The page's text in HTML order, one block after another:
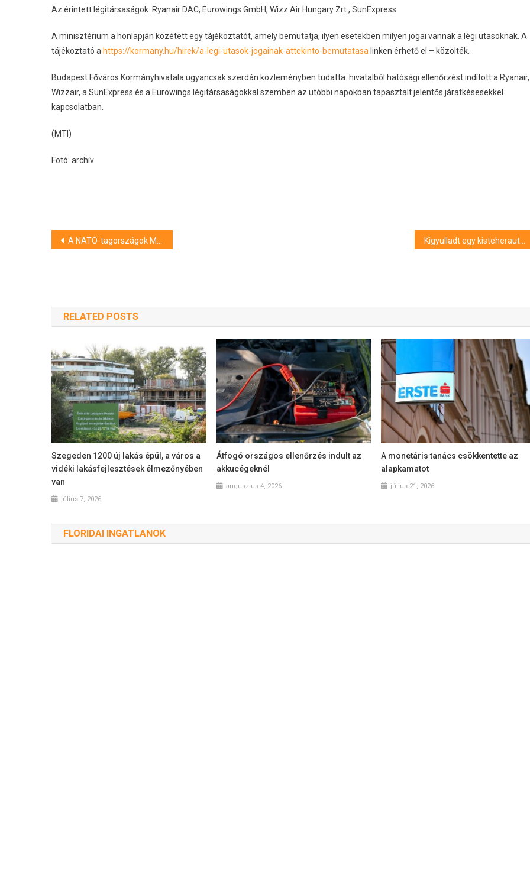
Az érintett légitársaságok: Ryanair DAC, Eurowings GmbH, Wizz Air Hungary Zrt., SunExpress.
A minisztérium a honlapján közétett egy tájékoztatót, amely bemutatja, ilyen esetekben milyen jogai vannak a légi utasoknak. A
tájékoztató a https://kormany.hu/hirek/a-legi-utasok-jogainak-attekinto-bemutatasa linken érhető el – közölték.
Budapest Főváros Kormányhivatala ugyancsak szerdán közleményben tudatta: hivatalból hatósági ellenőrzést indított a Ryanair,
Wizzair, a SunExpress és a Eurowings légitársaságokkal szemben az utóbbi napokban tapasztalt jelentős járatkésesekkel
kapcsolatban.
(MTI)
Fotó: archív
Bejegyzés
A NATO-tagországok Mark Rutte holland politikust választották következő főtitkárnak
RELATED POSTS
Szegeden 1200 új lakás épül, a város a
vidéki lakásfejlesztések élmezőnyében
van
július 7, 2026
Átfogó országos ellenőrzés indult az
akkucégeknél
augusztus 4, 2026
A monetáris tanács csökkentette az
alapkamatot
július 21, 2026
FLORIDAI INGATLANOK